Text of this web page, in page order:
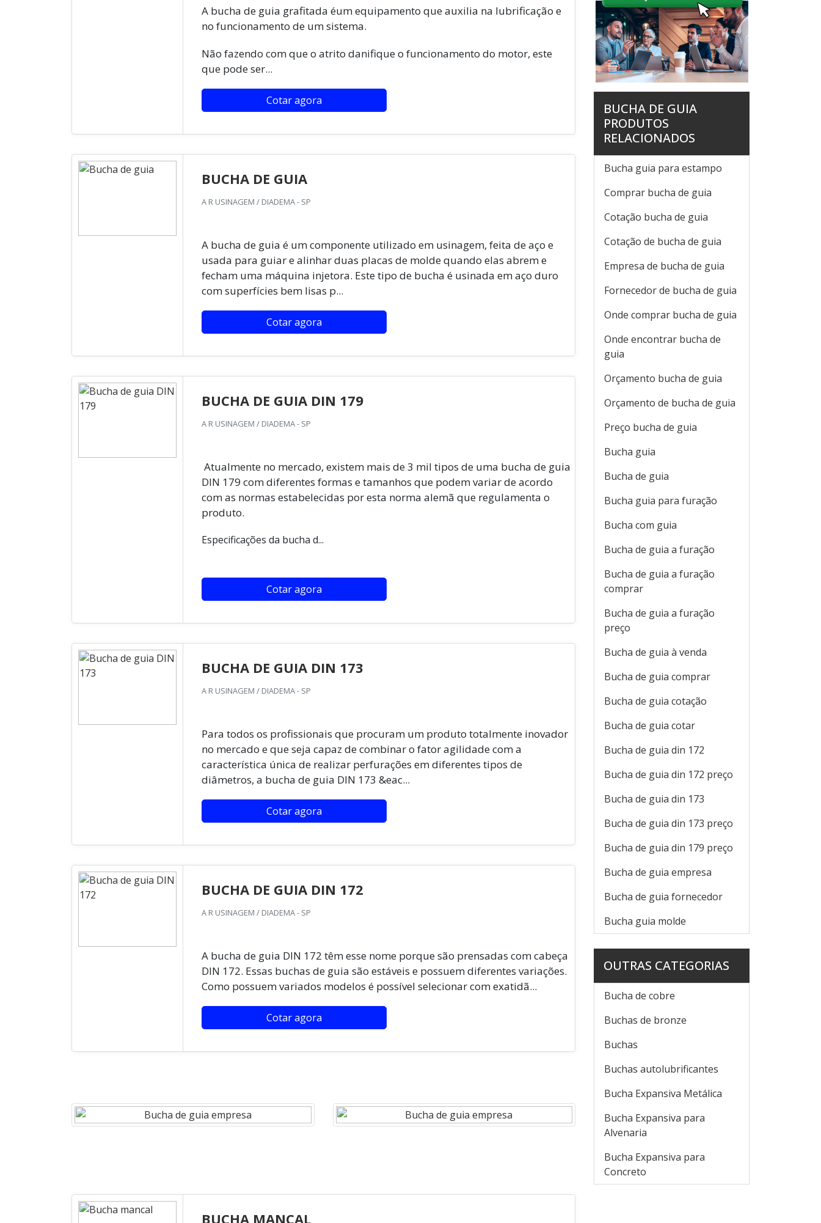
A bucha de guia grafitada éum equipamento que auxilia na lubrificação e
no funcionamento de um sistema.
Não fazendo com que o atrito danifique o funcionamento do motor, este
que pode ser...
Cotar agora
BUCHA DE GUIA
A R USINAGEM / DIADEMA - SP
A bucha de guia é um componente utilizado em usinagem, feita de aço e
usada para guiar e alinhar duas placas de molde quando elas abrem e
fecham uma máquina injetora. Este tipo de bucha é usinada em aço duro
com superfícies bem lisas p...
Cotar agora
BUCHA DE GUIA DIN 179
A R USINAGEM / DIADEMA - SP
Atualmente no mercado, existem mais de 3 mil tipos de uma bucha de guia
DIN 179 com diferentes formas e tamanhos que podem variar de acordo
com as normas estabelecidas por esta norma alemã que regulamenta o
produto.
Especificações da bucha d...
Cotar agora
BUCHA DE GUIA DIN 173
A R USINAGEM / DIADEMA - SP
Para todos os profissionais que procuram um produto totalmente inovador
no mercado e que seja capaz de combinar o fator agilidade com a
característica única de realizar perfurações em diferentes tipos de
diâmetros, a bucha de guia DIN 173 &eac...
Cotar agora
BUCHA DE GUIA DIN 172
A R USINAGEM / DIADEMA - SP
A bucha de guia DIN 172 têm esse nome porque são prensadas com cabeça
DIN 172. Essas buchas de guia são estáveis e possuem diferentes variações.
Como possuem variados modelos é possível selecionar com exatidã...
Cotar agora
BUCHA MANCAL
BUCHA DE GUIA
PRODUTOS
RELACIONADOS
Bucha guia para estampo
Comprar bucha de guia
Cotação bucha de guia
Cotação de bucha de guia
Empresa de bucha de guia
Fornecedor de bucha de guia
Onde comprar bucha de guia
Onde encontrar bucha de
guia
Orçamento bucha de guia
Orçamento de bucha de guia
Preço bucha de guia
Bucha guia
Bucha de guia
Bucha guia para furação
Bucha com guia
Bucha de guia a furação
Bucha de guia a furação
comprar
Bucha de guia a furação
preço
Bucha de guia à venda
Bucha de guia comprar
Bucha de guia cotação
Bucha de guia cotar
Bucha de guia din 172
Bucha de guia din 172 preço
Bucha de guia din 173
Bucha de guia din 173 preço
Bucha de guia din 179 preço
Bucha de guia empresa
Bucha de guia fornecedor
Bucha guia molde
OUTRAS CATEGORIAS
Bucha de cobre
Buchas de bronze
Buchas
Buchas autolubrificantes
Bucha Expansiva Metálica
Bucha Expansiva para
Alvenaria
Bucha Expansiva para
Concreto